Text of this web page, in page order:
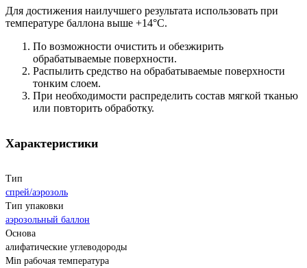
Для достижения наилучшего результата использовать при
температуре баллона выше +14°С.
По возможности очистить и обезжирить
обрабатываемые поверхности.
Распылить средство на обрабатываемые поверхности
тонким слоем.
При необходимости распределить состав мягкой тканью
или повторить обработку.
Характеристики
Тип
спрей/аэрозоль
Тип упаковки
аэрозольный баллон
Основа
алифатические углеводороды
Min рабочая температура